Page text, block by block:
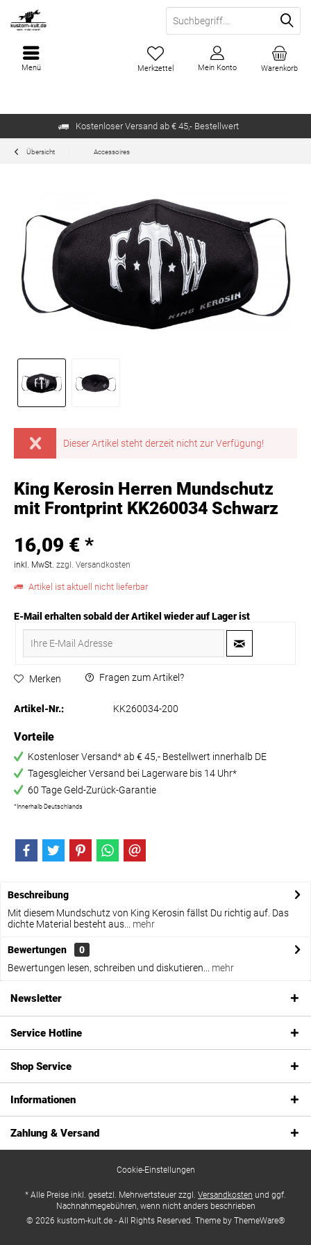
Kostenloser Versand ab € 45,- Bestellwert
Warenkorb
Merkzettel Mein Konto
Menü
Übersicht Accessoires
Dieser Artikel steht derzeit nicht zur Verfügung!
King Kerosin Herren Mundschutz
mit Frontprint KK260034 Schwarz
16,09 € *
inkl. MwSt. zzgl. Versandkosten
Artikel ist aktuell nicht lieferbar
E-Mail erhalten sobald der Artikel wieder auf Lager ist
Merken Fragen zum Artikel?
Artikel-Nr.: KK260034-200
Vorteile
Kostenloser Versand* ab € 45,- Bestellwert innerhalb DE
Tagesgleicher Versand bei Lagerware bis 14 Uhr*
60 Tage Geld-Zurück-Garantie
*Innerhalb Deutschlands
Beschreibung
Mit diesem Mundschutz von King Kerosin fällst Du richtig auf. Das
dichte Material besteht aus...
mehr
Bewertungen
0
Bewertungen lesen, schreiben und diskutieren...
mehr
Newsletter
Service Hotline
Shop Service
Informationen
Zahlung & Versand
Cookie-Einstellungen
* Alle Preise inkl. gesetzl. Mehrwertsteuer zzgl. Versandkosten und ggf.
Nachnahmegebühren, wenn nicht anders beschrieben
© 2026 kustom-kult.de - All Rights Reserved. Theme by ThemeWare®